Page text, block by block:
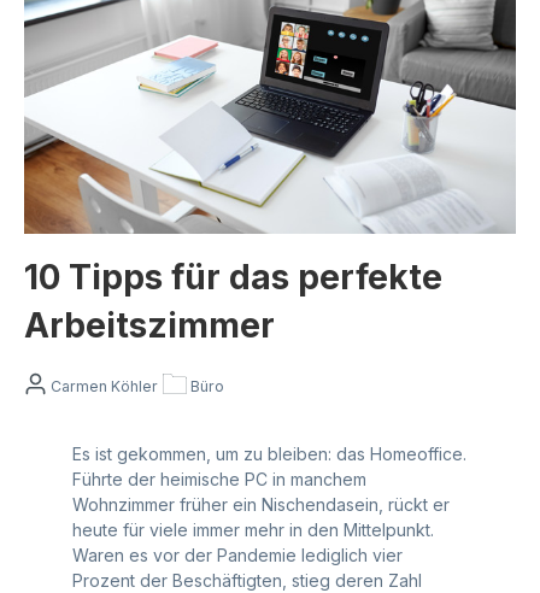
10 Tipps für das perfekte
Arbeitszimmer
Carmen Köhler Büro
Es ist gekommen, um zu bleiben: das Homeoffice.
Führte der heimische PC in manchem
Wohnzimmer früher ein Nischendasein, rückt er
heute für viele immer mehr in den Mittelpunkt.
Waren es vor der Pandemie lediglich vier
Prozent der Beschäftigten, stieg deren Zahl